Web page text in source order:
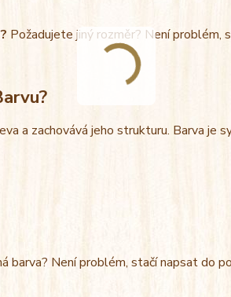
? Požadujete jiný rozměr? Není
a zachovává jeho strukturu. Barva je
barva? Není problém, stačí napsat do